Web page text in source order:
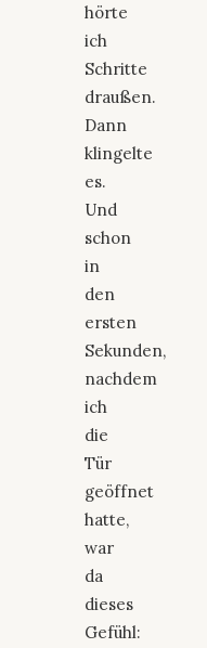
hörte
ich
Schritte
draußen.
Dann
klingelte
es.
Und
schon
in
den
ersten
Sekunden,
nachdem
ich
die
Tür
geöffnet
hatte,
war
da
dieses
Gefühl: